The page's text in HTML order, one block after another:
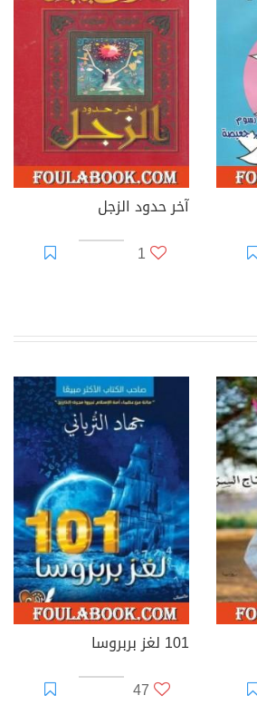
آخر حدود الزجل
1
101 لغز بربروسا
47